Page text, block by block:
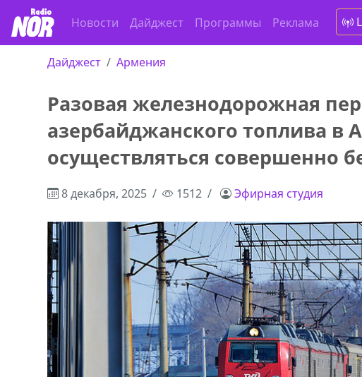
Новости Дайджест Программы Реклама
Дайджест Армения
Разовая железнодорожная
азербайджанского топлива в
осуществляться совершенно
8 декабря, 2025 1512 Эфирная студия